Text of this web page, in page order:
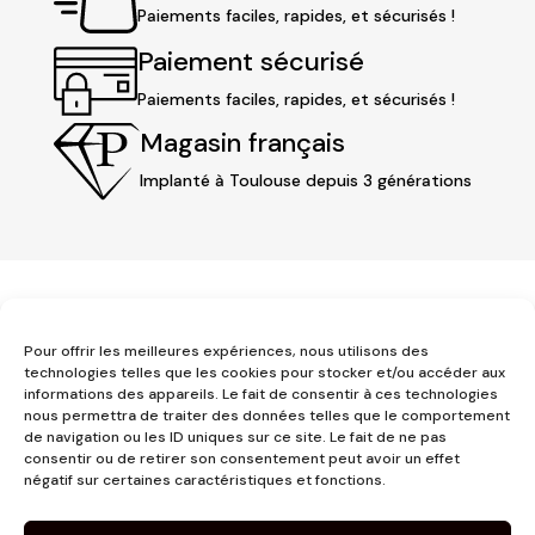
Pour offrir les meilleures expériences, nous utilisons des
technologies telles que les cookies pour stocker et/ou accéder aux
informations des appareils. Le fait de consentir à ces technologies
nous permettra de traiter des données telles que le comportement
de navigation ou les ID uniques sur ce site. Le fait de ne pas
consentir ou de retirer son consentement peut avoir un effet
négatif sur certaines caractéristiques et fonctions.
Paiements faciles, rapides, et sécurisés !
Paiement sécurisé
Paiements faciles, rapides, et sécurisés !
Magasin français
Implanté à Toulouse depuis 3 générations
3 place Jeanne d'Arc
1er étage
31000 Toulouse
05 62 73 70 73